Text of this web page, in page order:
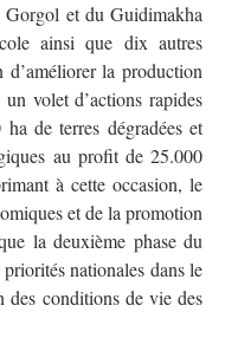
et du Guidimakha
ainsi que dix autres
d’améliorer la production
volet d’actions rapides
de terres dégradées et
au profit de 25.000
à cette occasion, le
et de la promotion
la deuxième phase du
nationales dans le
des conditions de vie des